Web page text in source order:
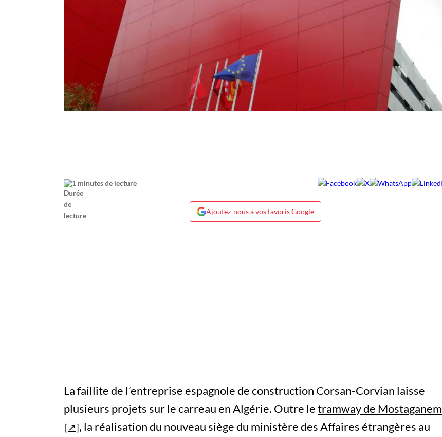
1 minutes de lecture
Ajoutez-nous à vos favoris Google
La faillite de l’entreprise espagnole de construction Corsan-Corvian laisse
plusieurs projets sur le carreau en Algérie. Outre letramway de Mostaganem
, la réalisation du nouveau siège du ministère des Affaires étrangères au